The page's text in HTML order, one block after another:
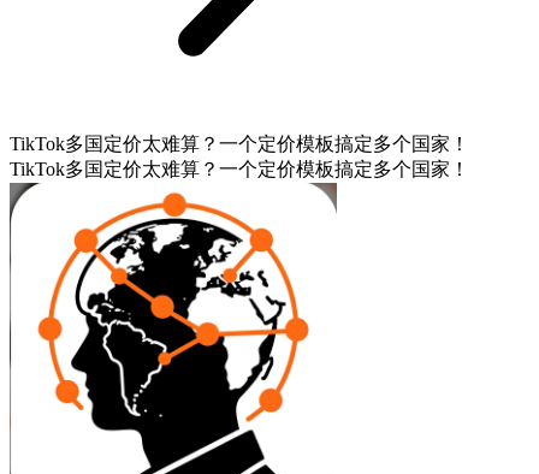
TikTok多国定价太难算？一个定价模板搞定多个国家！
TikTok多国定价太难算？一个定价模板搞定多个国家！